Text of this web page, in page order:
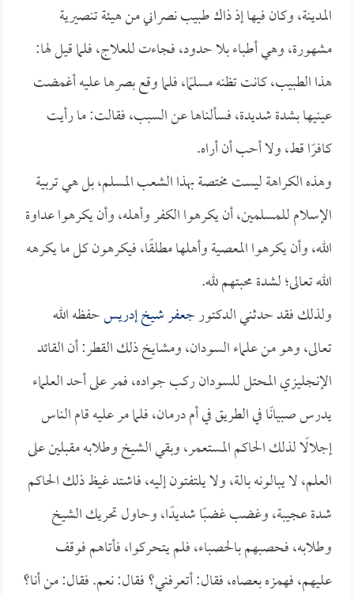
المدينة، وكان فيها إذ ذاك طبيب نصراني من هيئة تنصيرية
مشهورة، وهي أطباء بلا حدود، فجاءت للعلاج، فلما قيل لها:
هذا الطبيب، كانت تظنه مسلمًا، فلما وقع بصرها عليه أغمضت
عينيها بشدة شديدة، فسألناها عن السبب، فقالت: ما رأيت
كافرًا قط، ولا أحب أن أراه.
وهذه الكراهة ليست مختصة بهذا الشعب المسلم، بل هي تربية
الإسلام للمسلمين، أن يكرهوا الكفر وأهله، وأن يكرهوا عداوة
الله، وأن يكرهوا المعصية وأهلها مطلقًا، فيكرهون كل ما يكرهه
الله تعالى؛ لشدة محبتهم لله.
ولذلك فقد حدثني الدكتورجعفر شيخ إدريسحفظه الله
تعالى، وهو من علماء السودان، ومشايخ ذلك القطر: أن القائد
الإنجليزي المحتل للسودان ركب جواده، فمر على أحد العلماء
يدرس صبيانًا في الطريق في أم درمان، فلما مر عليه قام الناس
إجلالًا لذلك الحاكم المستعمر، وبقي الشيخ وطلابه مقبلين على
العلم، لا يبالونه بالة، ولا يلتفتون إليه، فاشتد غيظ ذلك الحاكم
شدة عجيبة، وغضب غضبًا شديدًا، وحاول تحريك الشيخ
وطلابه، فحصبهم بالحصباء، فلم يتحركوا، فأتاهم فوقف
عليهم، فهمزه بعصاه، فقال: أتعرفني؟ فقال: نعم. فقال: من أنا؟